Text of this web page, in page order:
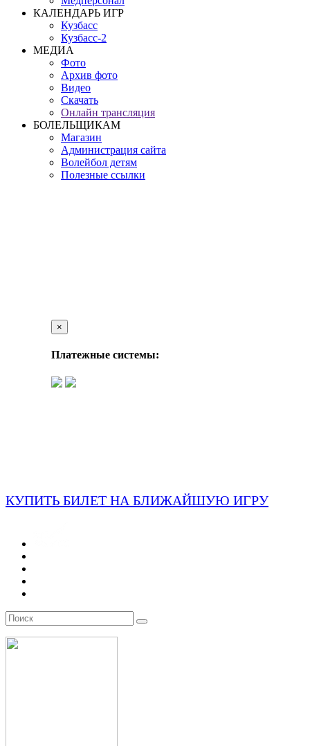
КАЛЕНДАРЬ ИГР
Кузбасс
Кузбасс-2
МЕДИА
Фото
Архив фото
Видео
Скачать
Онлайн трансляция
БОЛЕЛЬЩИКАМ
Магазин
Администрация сайта
Волейбол детям
Полезные ссылки
×
Платежные системы:
КУПИТЬ БИЛЕТ НА БЛИЖАЙШУЮ ИГРУ